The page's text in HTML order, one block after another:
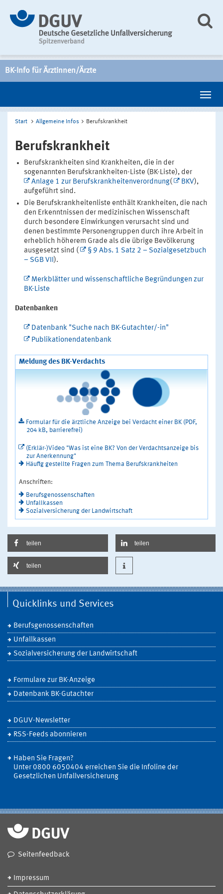
BK-Info für Ärztinnen/Ärzte
Start Allgemeine Infos Berufskrankheit
Berufskrankheit
Berufskrankheiten sind Krankheiten, die in der
sogenannten Berufskrankheiten-Liste (BK-Liste), der
Anlage 1 zur Berufskrankheitenverordnung( BKV),
aufgeführt sind.
Die Berufskrankheitenliste enthält Krankheiten, die nach
den Erkenntnissen der medizinischen Wissenschaft
durch besondere Einwirkungen verursacht sind und
denen bestimmte Personengruppen durch ihre Arbeit in
erheblich höherem Grade als die übrige Bevölkerung
ausgesetzt sind (
§ 9 Abs. 1 Satz 2 – Sozialgesetzbuch
– SGB VII).
Merkblätter und wissenschaftliche Begründungen zur
BK-Liste
Datenbanken
Datenbank "Suche nach BK-Gutachter/-in"
Publikationendatenbank
Meldung des BK-Verdachts
Formular für die ärztliche Anzeige bei Verdacht einer BK (PDF,
204 kB, barrierefrei)
(Erklär-)Video "Was ist eine BK? Von der Verdachtsanzeige bis
zur Anerkennung"
Häufig gestellte Fragen zum Thema Berufskrankheiten
Anschriften:
Berufsgenossenschaften
Unfallkassen
Sozialversicherung der Landwirtschaft
teilen teilen
teilen
Quicklinks und Services
Berufsgenossenschaften
Unfallkassen
Sozialversicherung der Landwirtschaft
Formulare zur BK-Anzeige
Datenbank BK-Gutachter
DGUV-Newsletter
RSS-Feeds abonnieren
Haben Sie Fragen?
Unter 0800 6050404 erreichen Sie die Infoline der
Gesetzlichen Unfallversicherung
Seitenfeedback
Impressum